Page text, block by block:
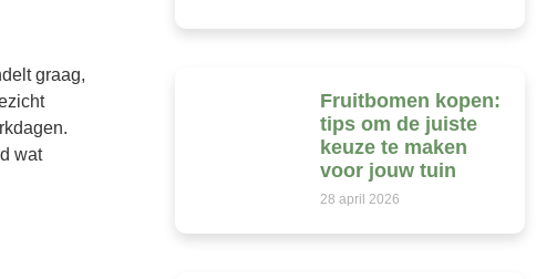
graag,
wat
Fruitbomen kopen:
tips om de juiste
keuze te maken
voor jouw tuin
28 april 2026